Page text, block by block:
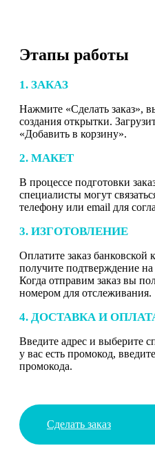
Этапы работы
1. ЗАКАЗ
Нажмите «Сделать заказ»,
создания открытки.
«Добавить в корзину».
2. МАКЕТ
В процессе подготовки
специалисты могут
телефону или email для
3. ИЗГОТОВЛЕНИЕ
Оплатите заказ банковской
получите подтверждение на
Когда отправим заказ вы
номером для отслеживания.
4. ДОСТАВКА И
Введите адрес и выберите
у вас есть промокод,
промокода.
Сделать заказ